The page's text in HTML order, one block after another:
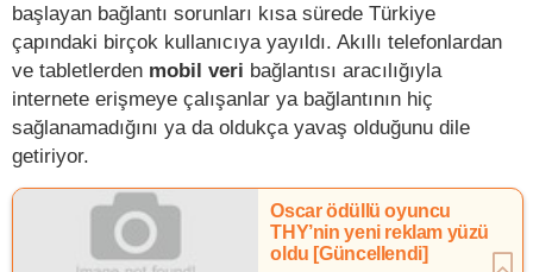
başlayan bağlantı sorunları kısa sürede Türkiye
çapındaki birçok kullanıcıya yayıldı. Akıllı telefonlardan
ve tabletlerden mobil veri bağlantısı aracılığıyla
internete erişmeye çalışanlar ya bağlantının hiç
sağlanamadığını ya da oldukça yavaş olduğunu dile
getiriyor.
Oscar ödüllü oyuncu
THY’nin yeni reklam yüzü
oldu [Güncellendi]